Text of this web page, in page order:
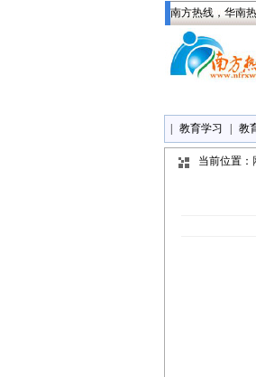
南方热线，华南
教育学习 教
当前位置：